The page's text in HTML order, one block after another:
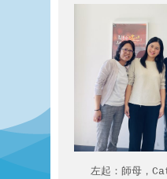
左起：師母，